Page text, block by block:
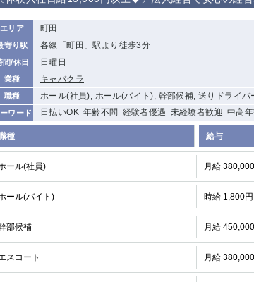
エリア 町田
寄り駅 各線「町田」駅より徒歩3分
間/休日 日曜日
業種 キャバクラ
職種 ホール(社員), ホール(バイト), 幹部候補, 送りドライバ
ワード 日払いOK 年齢不問 経験者優遇 未経験者歓迎 中高
種 給与
ール(社員) 月給
ール(バイト) 時給 1,800
部候補 月給
スコート 月給
から徒歩10分
①歌舞伎町 ②
新宿
①東武練馬 ②
成増・板橋 ③
大山 ②池袋
下赤塚 竹ノ塚 三鷹
荻窪
浅草 新小岩
五井
関内 横浜 川崎
新横浜
小田原
横浜・桜木町
関内・馬車道・
日ノ出町
茅ヶ崎 戸塚 たまプラーザ
厚木
桜木町